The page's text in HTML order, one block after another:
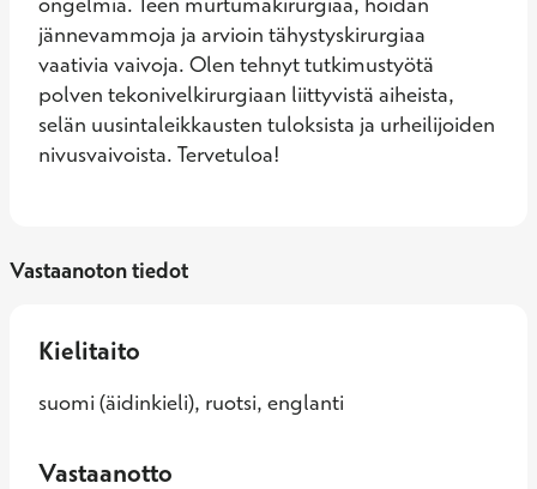
jännevammoja ja arvioin tähystyskirurgiaa
vaativia vaivoja. Olen tehnyt tutkimustyötä
polven tekonivelkirurgiaan liittyvistä aiheista,
selän uusintaleikkausten tuloksista ja urheilijoiden
nivusvaivoista. Tervetuloa!
Vastaanoton tiedot
Kielitaito
suomi (äidinkieli), ruotsi, englanti
Vastaanotto